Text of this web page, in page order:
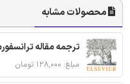
محصولات مشابه
ترجمه مقاله
مبلغ: ۱۲۸,۰۰۰ تومان